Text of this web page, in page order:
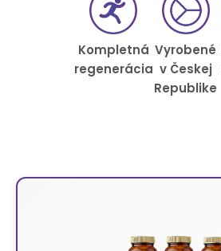
Kompletná
regenerácia
Vyrobené
v Českej
Republike